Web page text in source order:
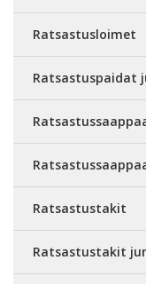
Ratsastusloimet
Ratsastuspaidat
Ratsastustakit
Ratsastustakit